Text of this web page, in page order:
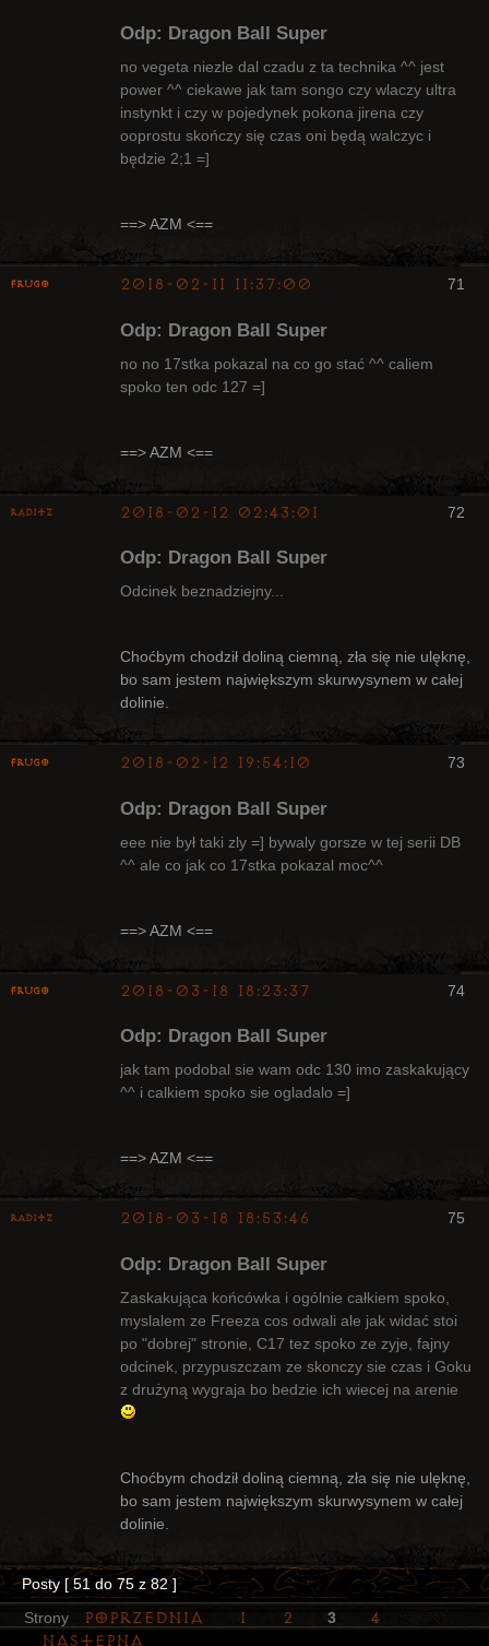
Odp: Dragon Ball Super
no vegeta niezle dal czadu z ta technika ^^ jest
power ^^ ciekawe jak tam songo czy wlaczy ultra
instynkt i czy w pojedynek pokona jirena czy
ooprostu skończy się czas oni będą walczyc i
będzie 2;1 =]
==> AZM <==
71
Frugo 2018-02-11 11:37:00
Odp: Dragon Ball Super
no no 17stka pokazal na co go stać ^^ caliem
spoko ten odc 127 =]
==> AZM <==
72
Raditz 2018-02-12 02:43:01
Odp: Dragon Ball Super
Odcinek beznadziejny...
Choćbym chodził doliną ciemną, zła się nie ulęknę,
bo sam jestem największym skurwysynem w całej
dolinie.
73
Frugo 2018-02-12 19:54:10
Odp: Dragon Ball Super
eee nie był taki zly =] bywaly gorsze w tej serii DB
^^ ale co jak co 17stka pokazal moc^^
==> AZM <==
74
Frugo 2018-03-18 18:23:37
Odp: Dragon Ball Super
jak tam podobal sie wam odc 130 imo zaskakujący
^^ i calkiem spoko sie ogladalo =]
==> AZM <==
75
Raditz 2018-03-18 18:53:46
Odp: Dragon Ball Super
Zaskakująca końcówka i ogólnie całkiem spoko,
myslalem ze Freeza cos odwali ale jak widać stoi
po "dobrej" stronie, C17 tez spoko ze zyje, fajny
odcinek, przypuszczam ze skonczy sie czas i Goku
z drużyną wygraja bo bedzie ich wiecej na arenie
Choćbym chodził doliną ciemną, zła się nie ulęknę,
bo sam jestem największym skurwysynem w całej
dolinie.
Posty [ 51 do 75 z 82 ]
Strony
Poprzednia 1 2 3
4
Następna